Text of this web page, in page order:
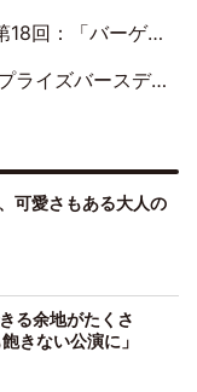
ンターみうな inしまむら」編
になれるように努力していきたい」
可愛さもある大人の
る余地がたくさ
きない公演に」